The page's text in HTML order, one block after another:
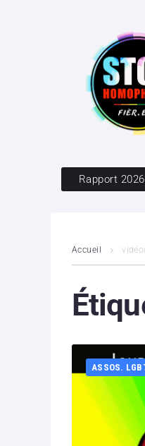
Rapport 2026
Accueil
ASSOS.